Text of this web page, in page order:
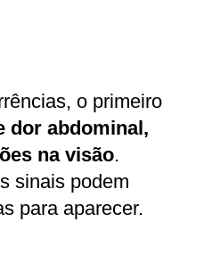
o primeiro
dor abdominal,
na visão.
sinais podem
para aparecer.